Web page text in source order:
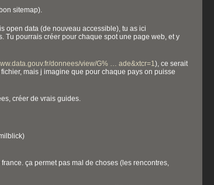
sitemap).
open data (de nouveau accessible), tu as ici
Tu pourrais créer pour chaque spot une page web, et y
donnees/view/G% … ade&xtcr=1), ce serait
mais j imagine que pour chaque pays on puisse
créer de vrais guides.
ça permet pas mal de choses (les rencontres,